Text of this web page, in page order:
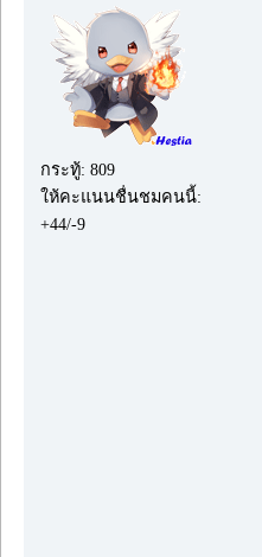
กระทู้: 809
ให้คะแนนชื่นชมคนนี้:
+44/-9